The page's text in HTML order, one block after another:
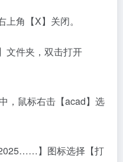
角【X】关闭。
文件夹，双击打开
，鼠标右击【acad】选
】图标选择【打